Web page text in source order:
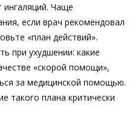
Чаще
если врач рекомендовал
«план действий».
при ухудшении: какие
«скорой помощи»,
за медицинской помощью.
такого плана критически